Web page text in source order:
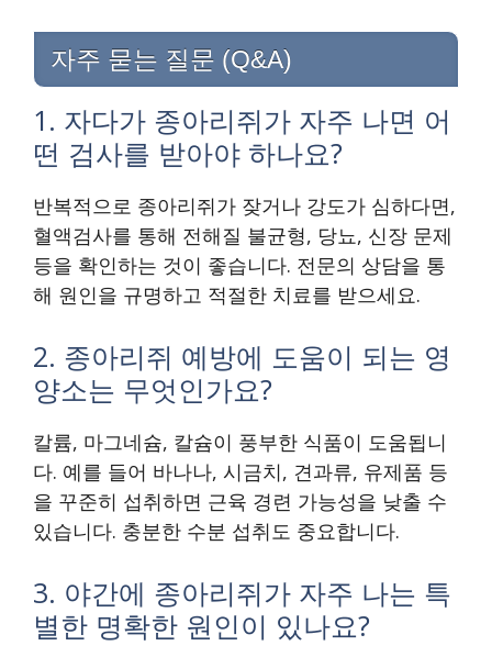
자주 묻는 질문 (Q&A)
1. 자다가 종아리쥐가 자주 나면 어
떤 검사를 받아야 하나요?
반복적으로 종아리쥐가 잦거나 강도가 심하다면,
혈액검사를 통해 전해질 불균형, 당뇨, 신장 문제
등을 확인하는 것이 좋습니다. 전문의 상담을 통
해 원인을 규명하고 적절한 치료를 받으세요.
2. 종아리쥐 예방에 도움이 되는 영
양소는 무엇인가요?
칼륨, 마그네슘, 칼슘이 풍부한 식품이 도움됩니
다. 예를 들어 바나나, 시금치, 견과류, 유제품 등
을 꾸준히 섭취하면 근육 경련 가능성을 낮출 수
있습니다. 충분한 수분 섭취도 중요합니다.
3. 야간에 종아리쥐가 자주 나는 특
별한 명확한 원인이 있나요?